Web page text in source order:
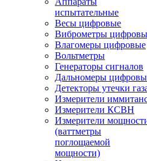
испытательные
Весы цифровые
Виброметры
Влагомеры цифровые
Вольтметры
Генераторы сигналов
Дальномеры
Детекторы утечки
Измерители
Измерители КСВН
Измерители
(ваттметры
поглощаемой
мощности)